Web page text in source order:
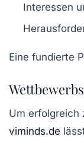
Interessen
Eine fundierte
Um erfolgreich
viminds.de